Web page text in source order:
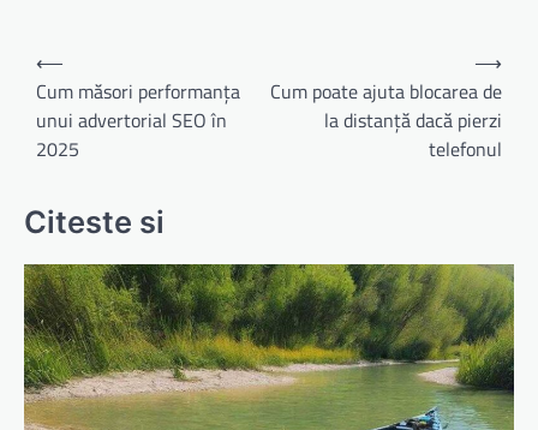
Navigare
în
articole
⟵
Cum măsori performanța
unui advertorial SEO în
2025
Cum poate ajuta blocarea de
la distanță dacă pierzi
telefonul
⟶
Citeste si